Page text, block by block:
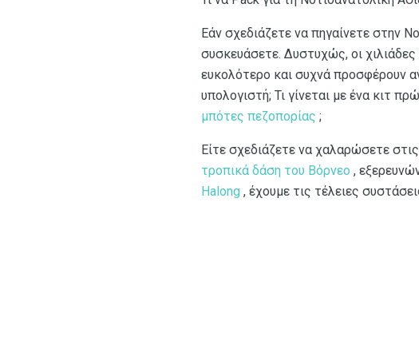
Εάν σχεδιάζετε να πηγαίνετε στην
συσκευάσετε. Δυστυχώς, οι
ευκολότερο και συχνά προσφέρουν
υπολογιστή; Τι γίνεται με ένα κιτ
μπότες πεζοπορίας ;
Είτε σχεδιάζετε να χαλαρώσετε
τροπικά δάση του Βόρνεο ,
Halong , έχουμε τις τέλειες